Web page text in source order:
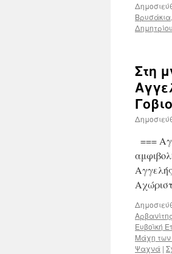
Βρυσάκια,
Δημητρίου
Στη
===
Αρβανίτης
Ευβοϊκή
Μάχη των
Ψαχνά |